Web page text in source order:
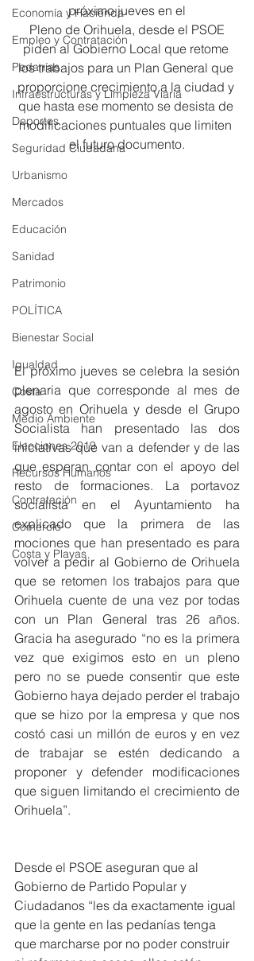
Economía y Hacienda
Empleo y Contratación
Pedanías
Infraestructuras y Limpieza Viaria
Deportes
Seguridad Ciudadana
Urbanismo
Mercados
Educación
Sanidad
Patrimonio
POLÍTICA
Bienestar Social
Igualdad
Costa
Medio Ambiente
Elecciones 2019
Recursos Humanos
Contratación
Comercio
Costa y Playas
próximo jueves en el
piden al Gobierno Local que retome
los trabajos para un Plan General que
proporcione crecimiento a la ciudad y
que hasta ese momento se desista de
modificaciones puntuales que limiten
el futuro documento.
El próximo jueves se celebra la sesión
plenaria que corresponde al mes de
agosto en Orihuela y desde el Grupo
Socialista han presentado las dos
iniciativas que van a defender y de las
que esperan contar con el apoyo del
resto de formaciones. La portavoz
socialista en el Ayuntamiento ha
explicado que la primera de las
mociones que han presentado es para
volver a pedir al Gobierno de Orihuela
que se retomen los trabajos para que
Orihuela cuente de una vez por todas
con un Plan General tras 26 años.
Gracia ha asegurado “no es la primera
vez que exigimos esto en un pleno
pero no se puede consentir que este
Gobierno haya dejado perder el trabajo
que se hizo por la empresa y que nos
costó casi un millón de euros y en vez
de trabajar se estén dedicando a
proponer y defender modificaciones
que siguen limitando el crecimiento de
Orihuela”.
Desde el PSOE aseguran que al
Gobierno de Partido Popular y
Ciudadanos “les da exactamente igual
que la gente en las pedanías tenga
que marcharse por no poder construir